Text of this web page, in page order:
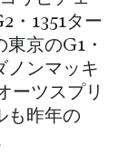
・1351ター
京のG1・
ノンマッキ
ーツスプリ
も昨年の